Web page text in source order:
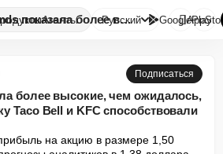
Агенты Yum Brands показала более высо...
Русский GooglePlay

Подписаться
более высокие, чем ожидалось,
Taco Bell и KFC способствовали
на акцию в размере 1,50